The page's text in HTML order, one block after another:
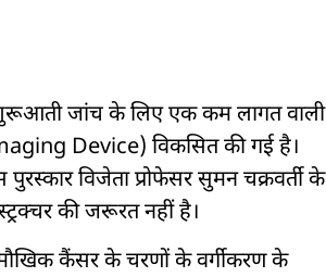
जांच के लिए एक कम लागत वाली
Device) विकसित की गई है।
विजेता प्रोफेसर सुमन चक्रवर्ती के
की जरूरत नहीं है।
कैंसर के चरणों के वर्गीकरण के